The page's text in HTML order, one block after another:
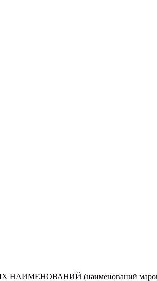
(наименований марок